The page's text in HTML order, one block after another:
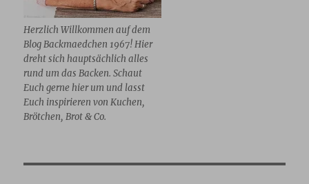
Herzlich Willkommen auf dem
Blog Backmaedchen 1967! Hier
dreht sich hauptsächlich alles
rund um das Backen. Schaut
Euch gerne hier um und lasst
Euch inspirieren von Kuchen,
Brötchen, Brot & Co.